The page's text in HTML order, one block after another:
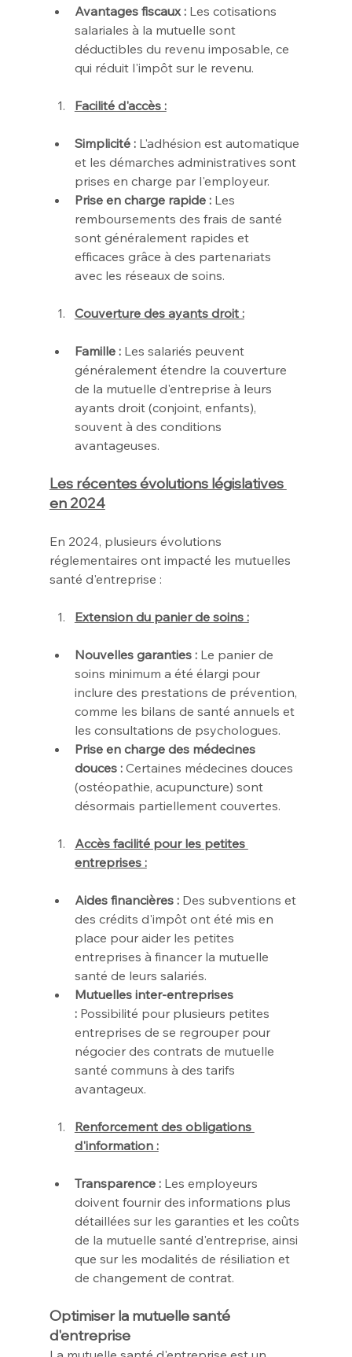
Avantages fiscaux : Les cotisations
salariales à la mutuelle sont
déductibles du revenu imposable, ce
qui réduit l'impôt sur le revenu.
Facilité d'accès :
Simplicité : L'adhésion est automatique
et les démarches administratives sont
prises en charge par l'employeur.
Prise en charge rapide : Les
remboursements des frais de santé
sont généralement rapides et
efficaces grâce à des partenariats
avec les réseaux de soins.
Couverture des ayants droit :
Famille : Les salariés peuvent
généralement étendre la couverture
de la mutuelle d'entreprise à leurs
ayants droit (conjoint, enfants),
souvent à des conditions
avantageuses.
Les récentes évolutions législatives
en 2024
En 2024, plusieurs évolutions
réglementaires ont impacté les mutuelles
santé d'entreprise :
Extension du panier de soins :
Nouvelles garanties : Le panier de
soins minimum a été élargi pour
inclure des prestations de prévention,
comme les bilans de santé annuels et
les consultations de psychologues.
Prise en charge des médecines
douces : Certaines médecines douces
(ostéopathie, acupuncture) sont
désormais partiellement couvertes.
Accès facilité pour les petites
entreprises :
Aides financières : Des subventions et
des crédits d'impôt ont été mis en
place pour aider les petites
entreprises à financer la mutuelle
santé de leurs salariés.
Mutuelles inter-entreprises
: Possibilité pour plusieurs petites
entreprises de se regrouper pour
négocier des contrats de mutuelle
santé communs à des tarifs
avantageux.
Renforcement des obligations
d'information :
Transparence : Les employeurs
doivent fournir des informations plus
détaillées sur les garanties et les coûts
de la mutuelle santé d'entreprise, ainsi
que sur les modalités de résiliation et
de changement de contrat.
Optimiser la mutuelle santé
d'entreprise